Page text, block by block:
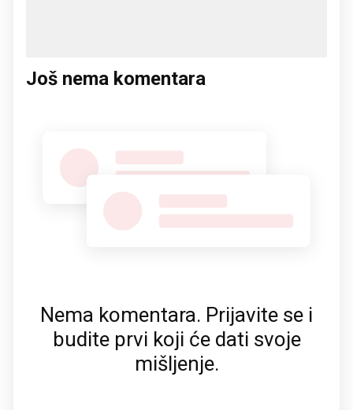
Još nema komentara
Nema komentara. Prijavite se i
budite prvi koji će dati svoje
mišljenje.